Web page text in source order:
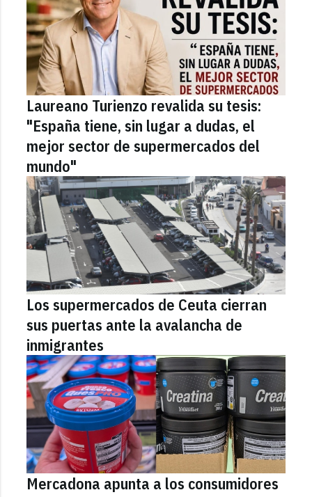
Laureano Turienzo revalida su tesis:
"España tiene, sin lugar a dudas, el
mejor sector de supermercados del
mundo"
Los supermercados de Ceuta cierran
sus puertas ante la avalancha de
inmigrantes
Mercadona apunta a los consumidores